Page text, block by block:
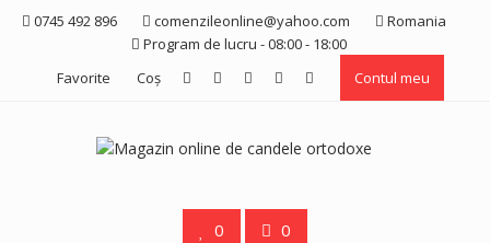
Skip 0745 492 896 comenzileonline@yahoo.com
Romania
Program de lucru - 08:00 - 18:00
Favorite
Coş Contul meu
0 0